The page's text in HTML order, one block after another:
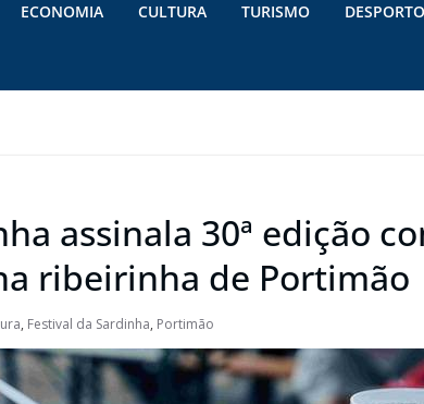
ECONOMIA CULTURA TURISMO DESPORTO
assinala 30ª edição
ribeirinha de Portimão
, Festival da Sardinha, Portimão